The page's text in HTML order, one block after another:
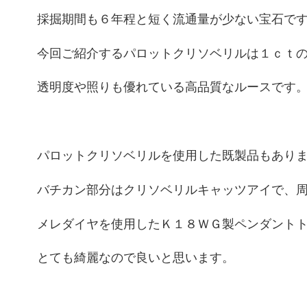
採掘期間も６年程と短く流通量が少ない宝石で
今回ご紹介するパロットクリソベリルは１ｃｔ
透明度や照りも優れている高品質なルースです
パロットクリソベリルを使用した既製品もあり
バチカン部分はクリソベリルキャッツアイで、
メレダイヤを使用したＫ１８ＷＧ製ペンダント
とても綺麗なので良いと思います。